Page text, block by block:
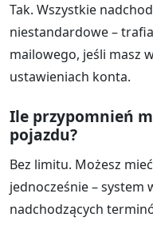
Tak. Wszystkie
niestandardowe –
mailowego, jeśli masz
ustawieniach konta.
Ile przypomnień
pojazdu?
Bez limitu. Możesz
jednocześnie – system
nadchodzących